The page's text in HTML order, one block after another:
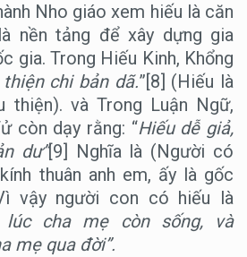
Nho giáo xem hiếu là căn
nền tảng để xây dựng gia
gia. Trong Hiếu Kinh, Khổng
thiện chi bản dã.”[8] (Hiếu là
thiện). và Trong Luận Ngữ,
còn dạy rằng: “Hiếu dễ giả,
dư”[9] Nghĩa là (Người có
thuân anh em, ấy là gốc
vậy người con có hiếu là
lúc cha mẹ còn sống, và
mẹ qua đời”.